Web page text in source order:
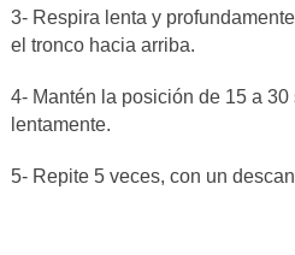
3- Respira lenta y
el tronco hacia arriba.
4- Mantén la posición de 15 a
lentamente.
5- Repite 5 veces, con un